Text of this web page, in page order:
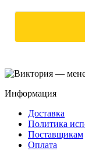
Информация
Доставка
Политика
Поставщикам
Оплата